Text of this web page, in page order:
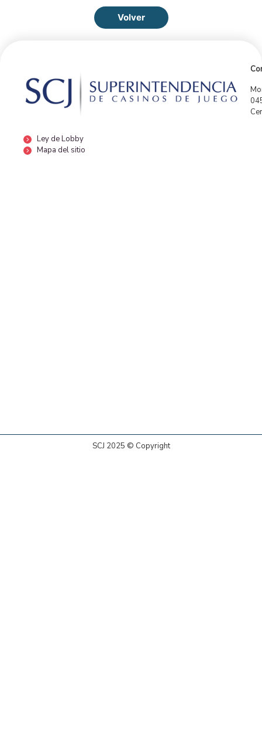
Volver
Ley de Lobby
Mapa del sitio
SCJ 2025 © Copyright